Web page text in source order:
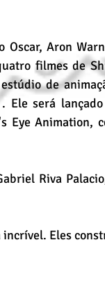
Oscar, Aron
filmes de
de
Ele será
Eye Animation,
Riva
incrível. Eles